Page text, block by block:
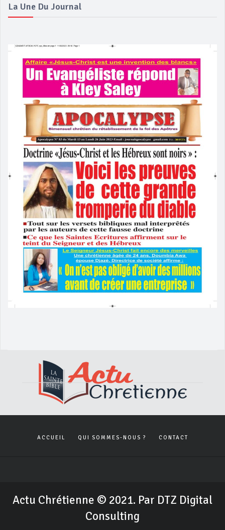
La Une Du Journal
ACCUEIL QUI SOMMES-NOUS ? CONTACT
Actu Chrétienne © 2021. Par DTZ Digital
Consulting